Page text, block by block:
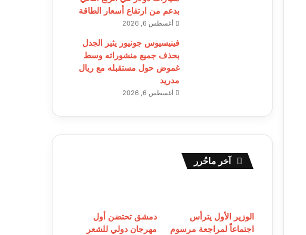
بدعم من ارتفاع أسعار الطاقة
أغسطس 6, 2026
فينيسيوس جونيور يثير الجدل
بحذف جميع منشوراته وسط
غموض حول مستقبله مع ريال
مدريد
أغسطس 6, 2026
آخر ماحُرر
الوزير الأول يترأس
اجتماعاً لمراجعة مرسوم
دمشق تحتضن أول
مهرجان دولي للشعر